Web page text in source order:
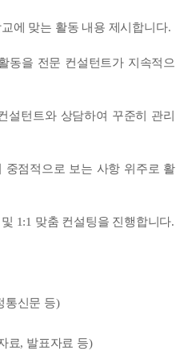
에 맞는 활동 내용 제시합니다.
동을 전문 컨설턴트가 지속적으
설턴트와 상담하여 꾸준히 관리
중점적으로 보는 사항 위주로 활
1:1 맞춤 컨설팅을 진행합니다.
통신문 등)
료, 발표자료 등)